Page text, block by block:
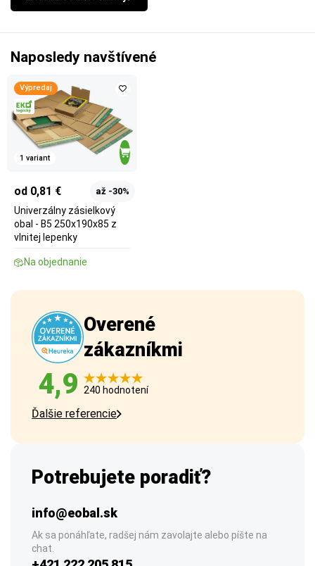
Naposledy navštívené
Výpredaj
1 variant
od 0,81 € až -30%
Univerzálny zásielkový
obal - B5 250x190x85 z
vlnitej lepenky
Na objednanie
Overené
zákazníkmi
4,9 240 hodnotení
Ďalšie referencie
Potrebujete poradiť?
info@eobal.sk
Ak sa ponáhľate, radšej nám zavolajte alebo píšte na
chat.